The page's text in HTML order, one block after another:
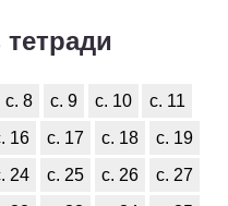
с. 8 с. 9 с. 10
с. 11
16 с. 17 с. 18
с. 19
24 с. 25 с. 26
с. 27